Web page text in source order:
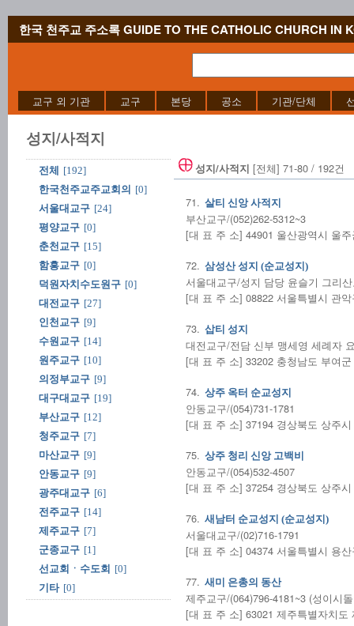
한국 천주교 주소록 GUIDE TO THE CATHOLIC CHURCH IN
교구 외 기관 교구 본당 공소 기관/단체
성지/사적지
전체
[192]
한국천주교주교회의 [0]
서울대교구 [24]
평양교구 [0]
춘천교구 [15]
함흥교구 [0]
덕원자치수도원구 [0]
대전교구 [27]
인천교구 [9]
수원교구 [14]
원주교구 [10]
의정부교구 [9]
대구대교구 [19]
부산교구 [12]
청주교구 [7]
마산교구 [9]
안동교구 [9]
광주대교구 [6]
전주교구 [14]
제주교구 [7]
군종교구 [1]
선교회ㆍ수도회 [0]
기타 [0]
성지/사적지 [전체] 71-80 / 192건
71. 살티 신앙 사적지
부산교구/(052)262-5312~3
[대 표 주 소] 44901 울산광역시 울
72. 삼성산 성지 (순교성지)
서울대교구/성지 담당 윤슬기 그리
[대 표 주 소] 08822 서울특별시 관
73. 삽티 성지
대전교구/전담 신부 맹세영 세례자
[대 표 주 소] 33202 충청남도 부여
74. 상주 옥터 순교성지
안동교구/(054)731-1781
[대 표 주 소] 37194 경상북도 상주
75. 상주 청리 신앙 고백비
안동교구/(054)532-4507
[대 표 주 소] 37254 경상북도 상주
76. 새남터 순교성지 (순교성지)
서울대교구/(02)716-1791
[대 표 주 소] 04374 서울특별시 용
77. 새미 은총의 동산
제주교구/(064)796-4181~3 (성이시
[대 표 주 소] 63021 제주특별자치도